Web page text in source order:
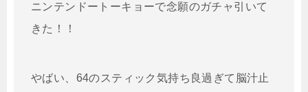
ニンテンドートーキョーで念願のガチャ引いて
きた！！
やばい、64のスティック気持ち良過ぎて脳汁止